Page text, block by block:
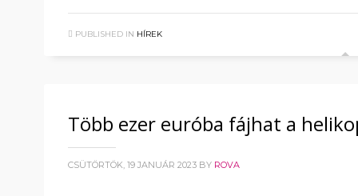
PUBLISHED IN HÍREK
Több ezer euróba fájhat a
CSÜTÖRTÖK, 19 JANUÁR 2023 BY ROVA